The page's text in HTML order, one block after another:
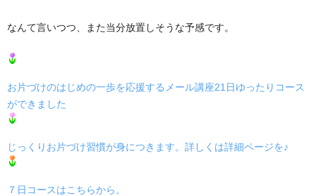
なんて言いつつ、また当分放置しそうな予感です。
お片づけのはじめの一歩を応援するメール講座21日ゆったりコース
ができました
じっくりお片づけ習慣が身につきます。詳しくは詳細ページを♪
７日コースはこちらから。